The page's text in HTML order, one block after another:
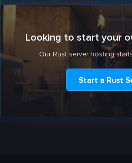
Looking to start your
Our Rust server hosting
Start a Rust